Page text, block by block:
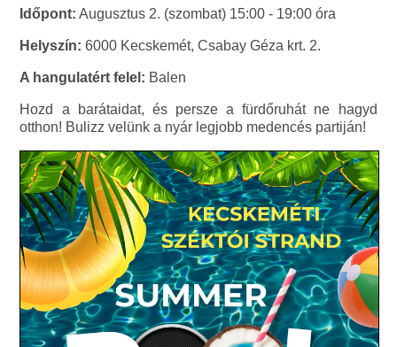
Időpont: Augusztus 2. (szombat) 15:00 - 19:00 óra
Helyszín: 6000 Kecskemét, Csabay Géza krt. 2.
A hangulatért felel: Balen
Hozd a barátaidat, és persze a fürdőruhát ne hagyd
otthon! Bulizz velünk a nyár legjobb medencés partiján!